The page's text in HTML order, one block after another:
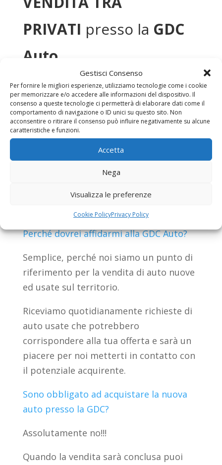
Gestisci Consenso
Per fornire le migliori esperienze, utilizziamo tecnologie come i cookie
per memorizzare e/o accedere alle informazioni del dispositivo. Il
consenso a queste tecnologie ci permetterà di elaborare dati come il
comportamento di navigazione o ID unici su questo sito. Non
acconsentire o ritirare il consenso può influire negativamente su alcune
caratteristiche e funzioni.
Accetta
Nega
Visualizza le preferenze
Cookie PolicyPrivacy Policy
PRIVATI presso la GDC
Auto.
Come posso vendere la mia auto più
facilmente?
Affidandoti a dei professionisti del
settore. La nostra organizzazione ti
mette a disposizione tutta la sua
domanda e offerta sul territorio, dandoti
anche preziosi consigli su come
presentare al meglio la tua auto.
Perché dovrei affidarmi alla GDC Auto?
Semplice, perché noi siamo un punto di
riferimento per la vendita di auto nuove
ed usate sul territorio.
Riceviamo quotidianamente richieste di
auto usate che potrebbero
corrispondere alla tua offerta e sarà un
piacere per noi metterti in contatto con
il potenziale acquirente.
Sono obbligato ad acquistare la nuova
auto presso la GDC?
Assolutamente no!!!
Quando la vendita sarà conclusa puoi